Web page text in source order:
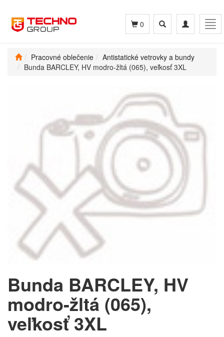
Toggle
navigation
Toggle
search
0
Pracovné oblečenie
Antistatické vetrovky a bundy
Bunda BARCLEY, HV modro-žltá (065), veľkosť 3XL
Bunda BARCLEY, HV
modro-žltá (065),
veľkosť 3XL